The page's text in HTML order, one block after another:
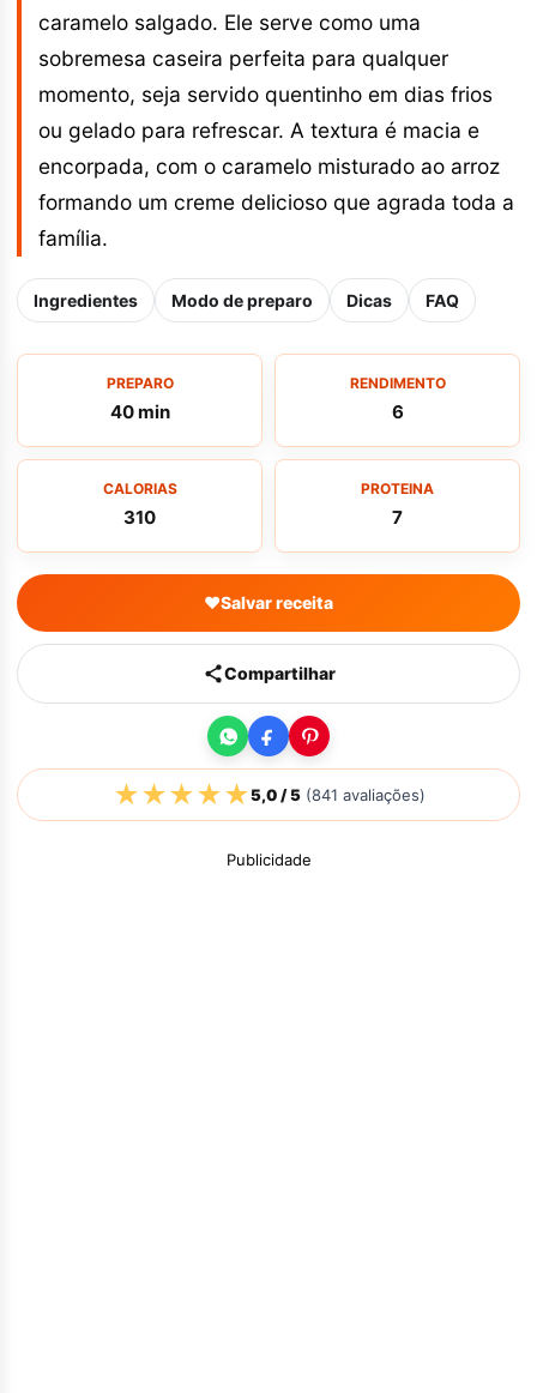
caramelo salgado. Ele serve como uma
sobremesa caseira perfeita para qualquer
momento, seja servido quentinho em dias frios
ou gelado para refrescar. A textura é macia e
encorpada, com o caramelo misturado ao arroz
formando um creme delicioso que agrada toda a
família.
Ingredientes Modo de preparo Dicas FAQ
PREPARO
40 min
RENDIMENTO
6
CALORIAS
310
PROTEINA
7
♥Salvar receita
Compartilhar
★★★★★5,0/ 5(841 avaliações)
Publicidade